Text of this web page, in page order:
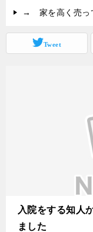
→ 家を高く売っ
Tweet
入院をする知人
ました